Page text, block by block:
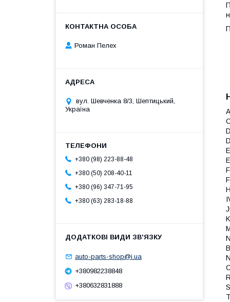
Роман Пелех
вул. Шевченка 8/3, Шептицький,
Україна
+380 (98) 223-88-48
+380 (50) 208-40-11
+380 (96) 347-71-95
+380 (63) 283-18-88
auto-parts-shop@i.ua
+380982238848
+380632831888